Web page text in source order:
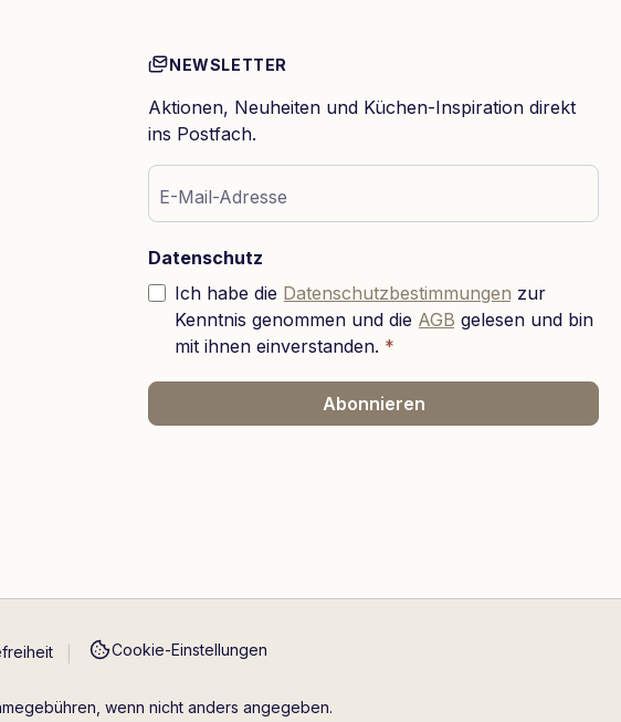
NEWSLETTER
Aktionen, Neuheiten und Küchen-Inspiration direkt
ins Postfach.
E-Mail-Adresse
Datenschutz
Ich habe die Datenschutzbestimmungen zur
Kenntnis genommen und die AGB gelesen und bin
mit ihnen einverstanden. *
Abonnieren
Cookie-Einstellungen
wenn nicht anders angegeben.